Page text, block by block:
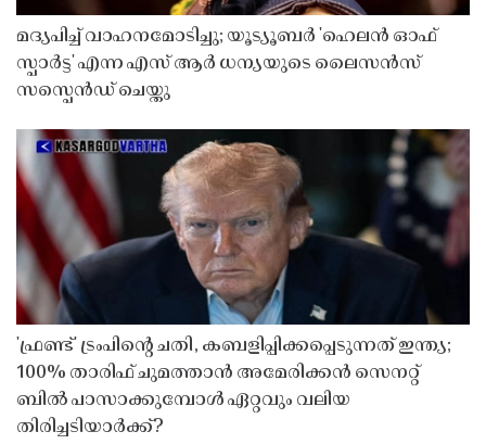
മദ്യപിച്ച് വാഹനമോടിച്ചു; യൂട്യൂബർ 'ഹെലൻ ഓഫ്
സ്പാർട്ട' എന്ന എസ് ആർ ധന്യയുടെ ലൈസൻസ്
സസ്പെൻഡ് ചെയ്തു ​​​​​​​
'ഫ്രണ്ട്' ട്രംപിന്റെ ചതി, കബളിപ്പിക്കപ്പെടുന്നത് ഇന്ത്യ;
100% താരിഫ് ചുമത്താൻ അമേരിക്കൻ സെനറ്റ്
ബിൽ പാസാക്കുമ്പോൾ ഏറ്റവും വലിയ
തിരിച്ചടിയാർക്ക്?